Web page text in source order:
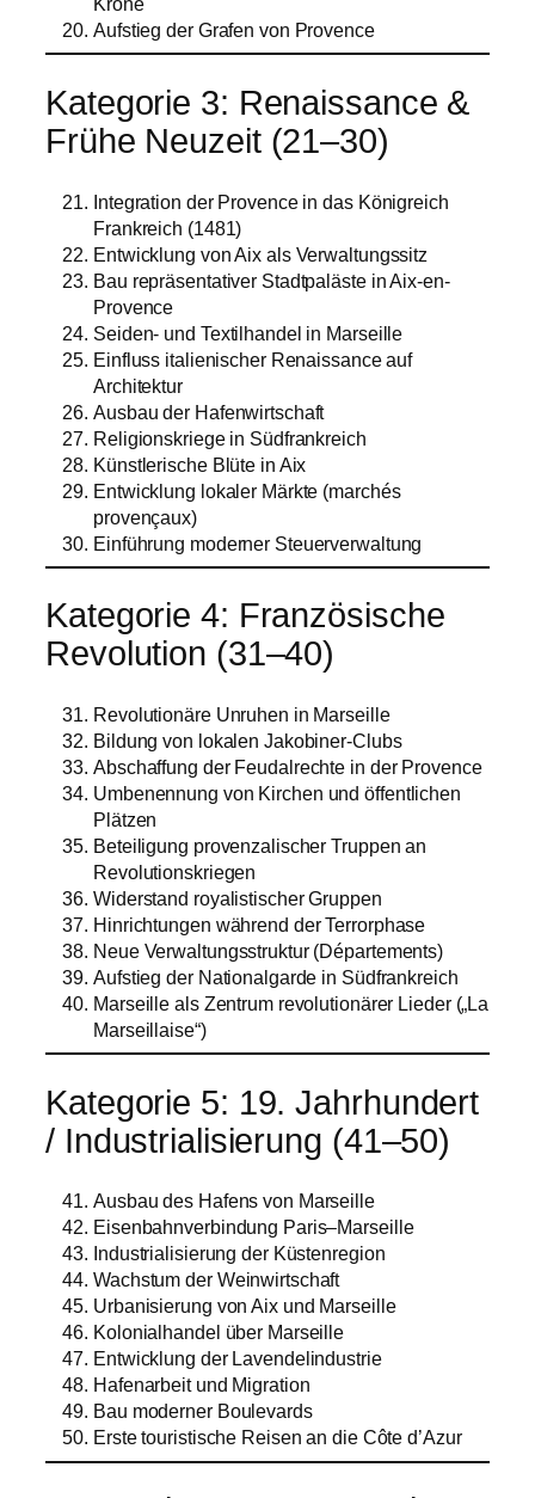
Aufstieg der Grafen von Provence
Kategorie 3: Renaissance &
Frühe Neuzeit (21–30)
Integration der Provence in das Königreich
Frankreich (1481)
Entwicklung von Aix als Verwaltungssitz
Bau repräsentativer Stadtpaläste in Aix-en-
Provence
Seiden- und Textilhandel in Marseille
Einfluss italienischer Renaissance auf
Architektur
Ausbau der Hafenwirtschaft
Religionskriege in Südfrankreich
Künstlerische Blüte in Aix
Entwicklung lokaler Märkte (marchés
provençaux)
Einführung moderner Steuerverwaltung
Kategorie 4: Französische
Revolution (31–40)
Revolutionäre Unruhen in Marseille
Bildung von lokalen Jakobiner-Clubs
Abschaffung der Feudalrechte in der Provence
Umbenennung von Kirchen und öffentlichen
Plätzen
Beteiligung provenzalischer Truppen an
Revolutionskriegen
Widerstand royalistischer Gruppen
Hinrichtungen während der Terrorphase
Neue Verwaltungsstruktur (Départements)
Aufstieg der Nationalgarde in Südfrankreich
Marseille als Zentrum revolutionärer Lieder („La
Marseillaise“)
Kategorie 5: 19. Jahrhundert
/ Industrialisierung (41–50)
Ausbau des Hafens von Marseille
Eisenbahnverbindung Paris–Marseille
Industrialisierung der Küstenregion
Wachstum der Weinwirtschaft
Urbanisierung von Aix und Marseille
Kolonialhandel über Marseille
Entwicklung der Lavendelindustrie
Hafenarbeit und Migration
Bau moderner Boulevards
Erste touristische Reisen an die Côte d’Azur